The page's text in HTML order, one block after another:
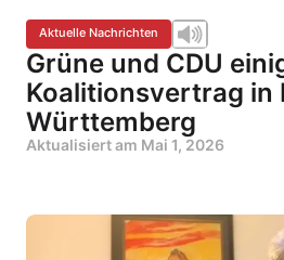
Aktuelle Nachrichten
Grüne und CDU
Koalitionsvertrag in
Württemberg
Aktualisiert am Mai 1, 2026